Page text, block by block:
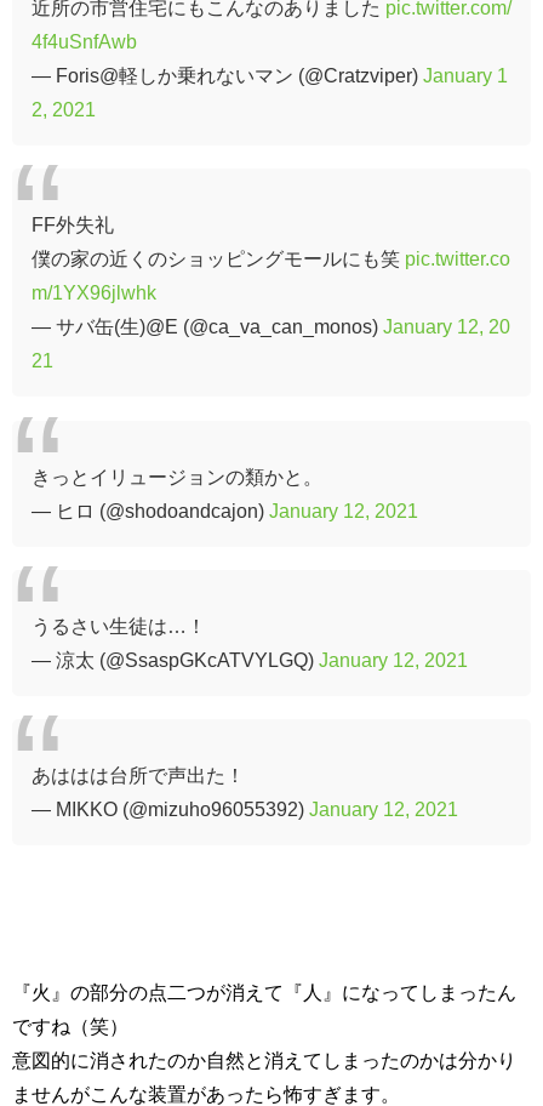
近所の市営住宅にもこんなのありました pic.twitter.com/
4f4uSnfAwb
— Foris@軽しか乗れないマン (@Cratzviper) January 1
2, 2021
FF外失礼
僕の家の近くのショッピングモールにも笑 pic.twitter.co
m/1YX96jlwhk
— サバ缶(生)@E (@ca_va_can_monos) January 12, 20
21
きっとイリュージョンの類かと。
— ヒロ (@shodoandcajon) January 12, 2021
うるさい生徒は…！
— 涼太 (@SsaspGKcATVYLGQ) January 12, 2021
あははは台所で声出た！
— MIKKO (@mizuho96055392) January 12, 2021
『火』の部分の点二つが消えて『人』になってしまったん
ですね（笑）
意図的に消されたのか自然と消えてしまったのかは分かり
ませんがこんな装置があったら怖すぎます。